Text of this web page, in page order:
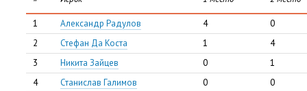
1 Александр Радулов 4
0
2
Стефан Да Коста 1
4
3
Никита Зайцев 0
1
4
Станислав Галимов 0
0